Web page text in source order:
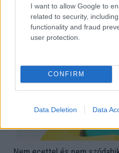
I want to allow Google to
related to security,
functionality and fraud
user protection.
CONFIRM
Data Deletion Data
megoldás,